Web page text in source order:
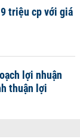
triệu cp với giá
lợi nhuận
thuận lợi